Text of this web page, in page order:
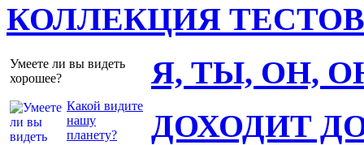
КОЛЛЕКЦИЯ ТЕСТОВ
Умеете ли вы видеть
хорошее?
Какой видите
нашу
планету?
Я, ТЫ, ОН,
ДОХОДИТ